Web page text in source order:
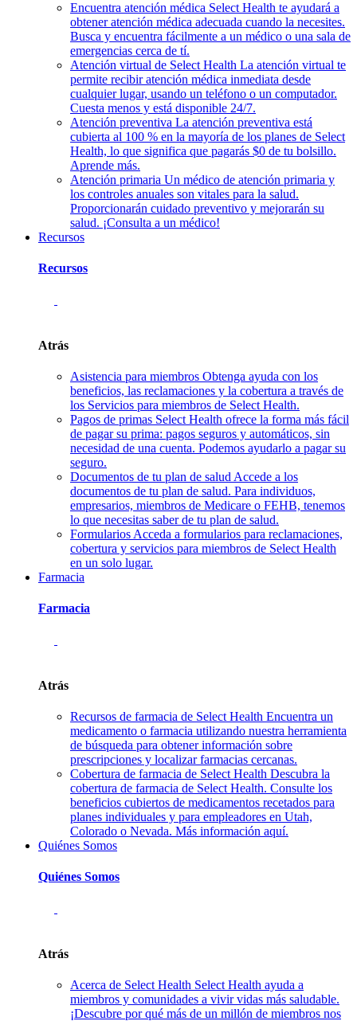
Encuentra atención médica Select Health te ayudará a
obtener atención médica adecuada cuando la necesites.
Busca y encuentra fácilmente a un médico o una sala de
emergencias cerca de tí.
Atención virtual de Select Health La atención virtual te
permite recibir atención médica inmediata desde
cualquier lugar, usando un teléfono o un computador.
Cuesta menos y está disponible 24/7.
Atención preventiva La atención preventiva está
cubierta al 100 % en la mayoría de los planes de Select
Health, lo que significa que pagarás $0 de tu bolsillo.
Aprende más.
Atención primaria Un médico de atención primaria y
los controles anuales son vitales para la salud.
Proporcionarán cuidado preventivo y mejorarán su
salud. ¡Consulta a un médico!
Recursos
Recursos
Atrás
Asistencia para miembros Obtenga ayuda con los
beneficios, las reclamaciones y la cobertura a través de
los Servicios para miembros de Select Health.
Pagos de primas Select Health ofrece la forma más fácil
de pagar su prima: pagos seguros y automáticos, sin
necesidad de una cuenta. Podemos ayudarlo a pagar su
seguro.
Documentos de tu plan de salud Accede a los
documentos de tu plan de salud. Para individuos,
empresarios, miembros de Medicare o FEHB, tenemos
lo que necesitas saber de tu plan de salud.
Formularios Acceda a formularios para reclamaciones,
cobertura y servicios para miembros de Select Health
en un solo lugar.
Farmacia
Farmacia
Atrás
Recursos de farmacia de Select Health Encuentra un
medicamento o farmacia utilizando nuestra herramienta
de búsqueda para obtener información sobre
prescripciones y localizar farmacias cercanas.
Cobertura de farmacia de Select Health Descubra la
cobertura de farmacia de Select Health. Consulte los
beneficios cubiertos de medicamentos recetados para
planes individuales y para empleadores en Utah,
Colorado o Nevada. Más información aquí.
Quiénes Somos
Quiénes Somos
Atrás
Acerca de Select Health Select Health ayuda a
miembros y comunidades a vivir vidas más saludable.
¡Descubre por qué más de un millón de miembros nos